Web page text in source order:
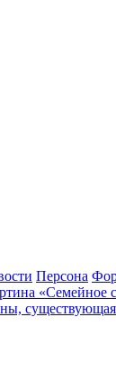
Персона
«Семейное
существующая